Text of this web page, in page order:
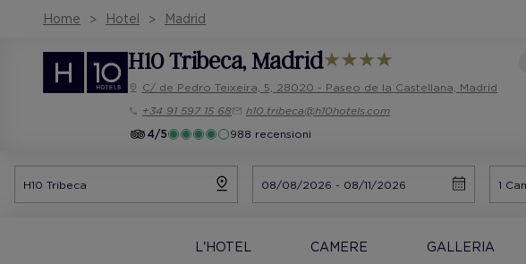
Home Hotel Madrid
H10 Tribeca, Madrid
C/ de Pedro Teixeira, 5, 28020 - Paseo de la Castellana, Madrid
+34 91 597 15 68
h10.tribeca@h10hotels.com
4/5
988 recensioni
L'HOTEL CAMERE GALLERIA